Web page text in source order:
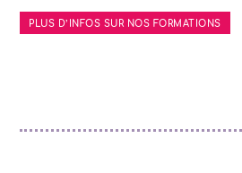
PLUS D’INFOS SUR NOS FORMATIONS